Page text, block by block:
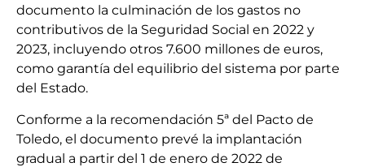
documento la culminación de los gastos no
contributivos de la Seguridad Social en 2022 y
2023, incluyendo otros 7.600 millones de euros,
como garantía del equilibrio del sistema por parte
del Estado.
Conforme a la recomendación 5ª del Pacto de
Toledo, el documento prevé la implantación
gradual a partir del 1 de enero de 2022 de